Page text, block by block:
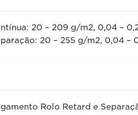
20 – 209 g/m2, 0,04 –
20 – 255 g/m2, 0,04 –
Rolo Retard e